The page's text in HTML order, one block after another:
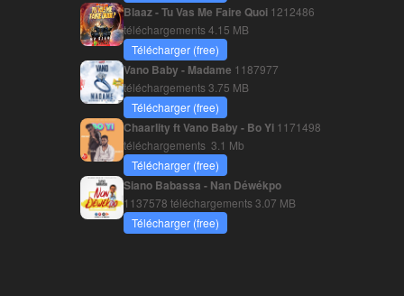
Blaaz - Tu Vas Me Faire Quoi 1212486
téléchargements4.15 MB
Télécharger (free)
Vano Baby - Madame 1187977
téléchargements3.75 MB
Télécharger (free)
Chaarlity ft Vano Baby - Bo Yi 1171498
téléchargements 3.1 Mb
Télécharger (free)
Siano Babassa - Nan Déwékpo
1137578 téléchargements3.07 MB
Télécharger (free)